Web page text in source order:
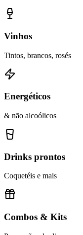
Vinhos
Tintos, brancos, rosés
Energéticos
& não alcoólicos
Drinks prontos
Coquetéis e mais
Combos & Kits